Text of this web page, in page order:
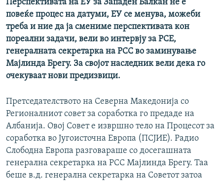
Перспективата на ЕУ за Западен Балкан не e
повеќе процес на датуми, ЕУ се менува, можеби
треба и ние да ја смениме перспективата кон
пореални задачи, вели во интервју за РСЕ,
генералната секретарка на РСС во заминување
Мајлинда Брегу. За својот наследник вели дека го
очекуваат нови предизвици.
Претседателството на Северна Македонија со
Регионалниот совет за соработка го предаде на
Албанија. Овој Совет е извршно тело на Процесот за
соработка во Југоисточна Европа (ПСЈИЕ). Радио
Слободна Европа разговараше со досегашната
генерална секретарка на РСС Мајлинда Брегу. Таа
беше в.д. генерална секретарка на Советот затоа